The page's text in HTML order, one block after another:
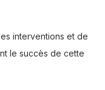
interventions et de
le succès de cette